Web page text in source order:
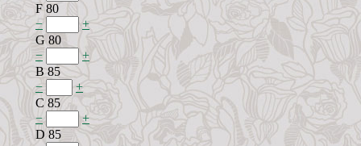
F 80
−
+
G 80
−
+
B 85
−
+
C 85
−
+
D 85